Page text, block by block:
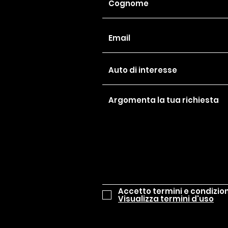
Accetto termini e
Visualizza termini d'uso